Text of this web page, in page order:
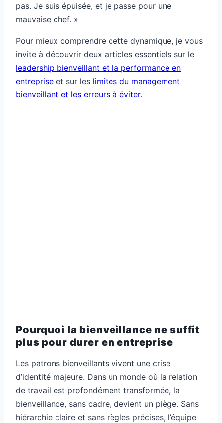
pas. Je suis épuisée, et je passe pour une
mauvaise chef. »
Pour mieux comprendre cette dynamique, je vous
invite à découvrir deux articles essentiels sur le
leadership bienveillant et la performance en
entreprise et sur les limites du management
bienveillant et les erreurs à éviter.
Pourquoi la bienveillance ne suffit
plus pour durer en entreprise
Les patrons bienveillants vivent une crise
d’identité majeure. Dans un monde où la relation
de travail est profondément transformée, la
bienveillance, sans cadre, devient un piège. Sans
hiérarchie claire et sans règles précises, l’équipe